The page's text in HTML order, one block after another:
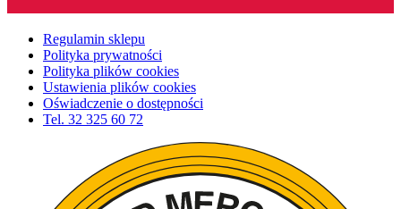
Regulamin sklepu
Polityka prywatności
Polityka plików cookies
Ustawienia plików cookies
Oświadczenie o dostępności
Tel. 32 325 60 72